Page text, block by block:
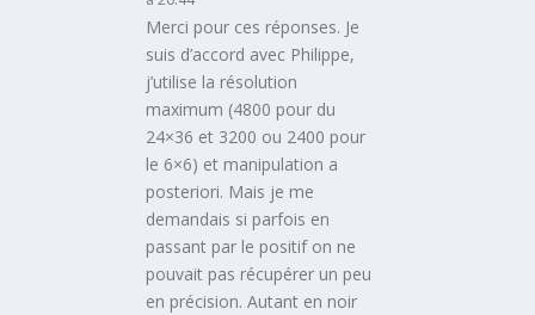
Merci pour ces réponses. Je
suis d’accord avec Philippe,
j’utilise la résolution
maximum (4800 pour du
24×36 et 3200 ou 2400 pour
le 6×6) et manipulation a
posteriori. Mais je me
demandais si parfois en
passant par le positif on ne
pouvait pas récupérer un peu
en précision. Autant en noir